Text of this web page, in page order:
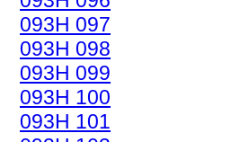
093H 097
093H 098
093H 099
093H 100
093H 101